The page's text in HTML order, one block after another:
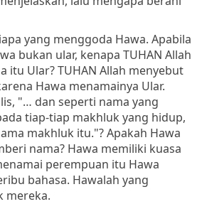
yang menggoda Hawa. Apabila
bukan ular, kenapa TUHAN Allah
itu Ular? TUHAN Allah menyebut
Hawa menamainya Ular.
"… dan seperti nama yang
tiap-tiap makhluk yang hidup,
makhluk itu."? Apakah Hawa
nama? Hawa memiliki kuasa
perempuan itu Hawa
bahasa. Hawalah yang
mereka.